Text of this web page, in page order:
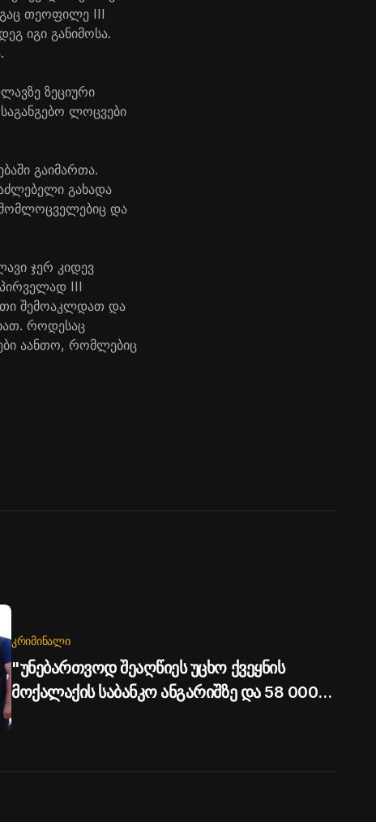
თეოფილე III
იგი განიმოსა.
ზეციური
ლოცვები
გაიმართა.
გახადა
და
ჯერ კიდევ
პირველად III
შემოაკლდათ და
როდესაც
აანთო, რომლებიც
ᲙᲠᲘᲛᲘᲜᲐᲚᲘ
"უნებართვოდ შეაღწიეს უცხო ქვეყნის
მოქალაქის საბანკო ანგარიშზე და 58 000